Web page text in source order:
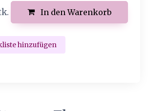
In den Warenkorb
hinzufügen